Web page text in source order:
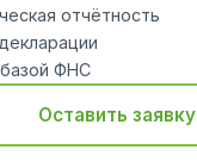
отчётность
ФНС
Оставить заявку